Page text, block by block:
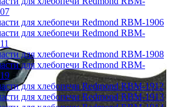
для хлебопечи Redmond RBM-1906
для хлебопечи Redmond RBM-
для хлебопечи Redmond RBM-1908
для хлебопечи Redmond RBM-
для хлебопечи Redmond RBM-1912
для хлебопечи Redmond RBM-1913